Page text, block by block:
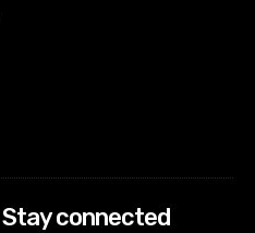
Stay connected